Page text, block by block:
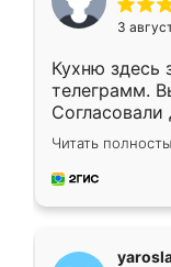
3
Кухню здесь
телеграмм.
недели
довольны
мебель за
Читать